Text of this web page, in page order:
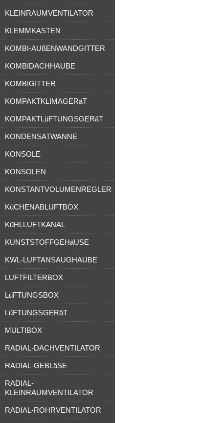
KLEINRAUMVENTILATOR
KLEMMKASTEN
KOMBI-AUßENWANDGITTER
KOMBIDACHHAUBE
KOMBIGITTER
KOMPAKTKLIMAGERäT
KOMPAKTLüFTUNGSGERäT
KONDENSATWANNE
KONSOLE
KONSOLEN
KONSTANTVOLUMENREGLER
KüCHENABLUFTBOX
KüHLLUFTKANAL
KUNSTSTOFFGEHäUSE
KWL-LUFTANSAUGHAUBE
LUFTFILTERBOX
LüFTUNGSBOX
LüFTUNGSGERäT
MULTIBOX
RADIAL-DACHVENTILATOR
RADIAL-GEBLäSE
RADIAL-
KLEINRAUMVENTILATOR
RADIAL-ROHRVENTILATOR